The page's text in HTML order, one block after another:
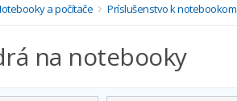
a počítače Príslušenstvo k notebookom
na notebooky